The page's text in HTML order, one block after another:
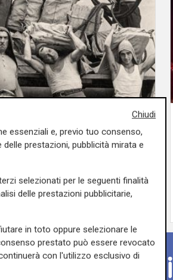
1946-2026: la nostra
prorogata fino al 31
la mostra sugli 80
di F.S.
Chiudi
essenziali e, previo tuo consenso,
prestazioni, pubblicità mirata e
selezionati per le seguenti finalità
delle prestazioni pubblicitarie,
in toto oppure selezionare le
prestato può essere revocato
con l'utilizzo esclusivo di